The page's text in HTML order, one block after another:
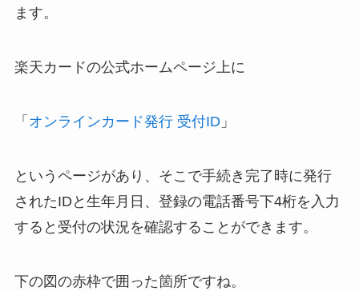
ます。
楽天カードの公式ホームページ上に
「 オンラインカード発行 受付ID」
というページがあり、そこで手続き完了時に発行
されたIDと生年月日、登録の電話番号下4桁を入力
すると受付の状況を確認することができます。
下の図の赤枠で囲った箇所ですね。